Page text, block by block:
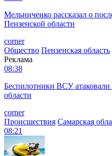
Мельниченко рассказал о
Пензенской области
corner
Общество Пензенская область
Реклама
08:38
Беспилотники ВСУ
области
corner
Происшествия Самарская
08:21